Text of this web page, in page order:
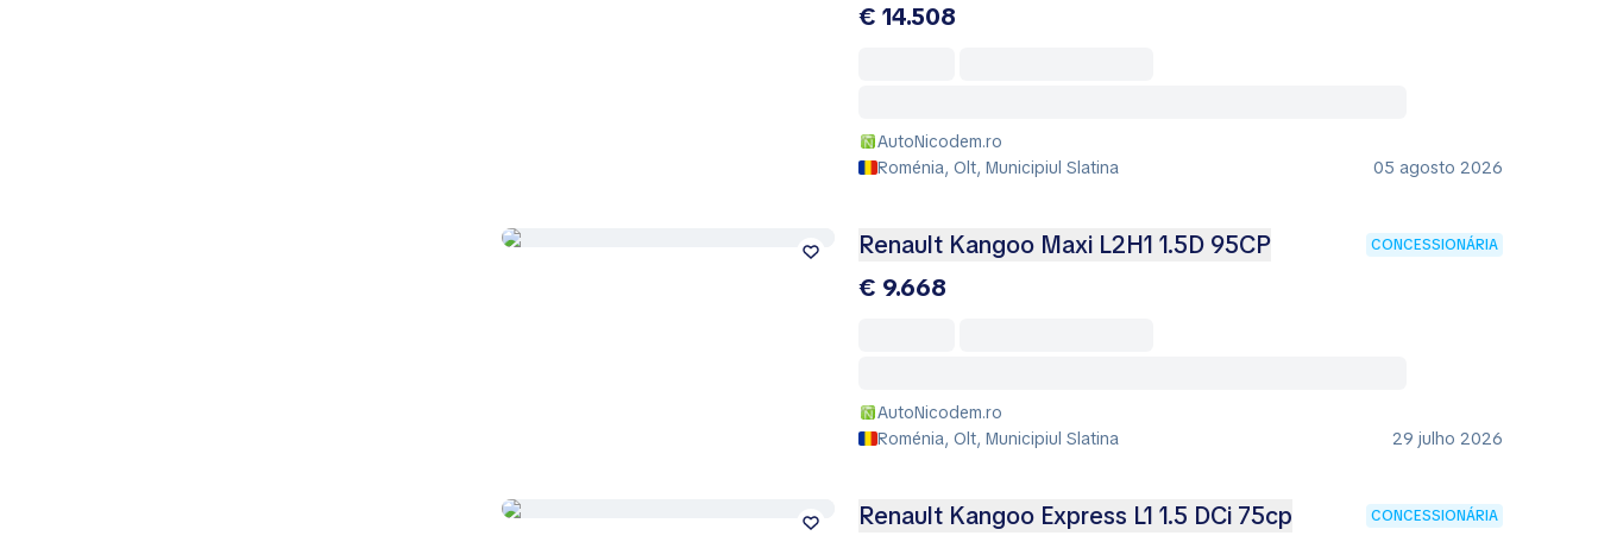
€ 14.508
AutoNicodem.ro
Roménia, Olt, Municipiul Slatina
05 agosto 2026
Renault Kangoo Maxi L2H1 1.5D 95CP CONCESSIONÁRIA
€ 9.668
AutoNicodem.ro
Roménia, Olt, Municipiul Slatina
29 julho 2026
Renault Kangoo Express L1 1.5 DCi 75cp CONCESSIONÁRIA